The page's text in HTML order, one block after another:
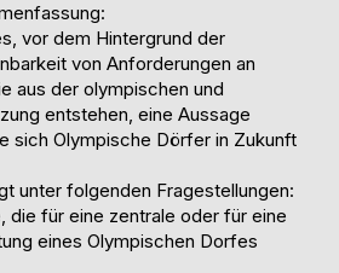
vor dem Hintergrund der
von Anforderungen an
aus der olympischen und
entstehen, eine Aussage
sich Olympische Dörfer in Zukunft
unter folgenden Fragestellungen:
die für eine zentrale oder für eine
eines Olympischen Dorfes